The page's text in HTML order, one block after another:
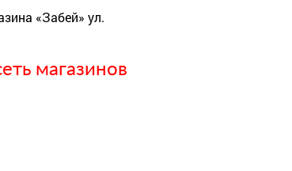
«Забей» ул.
магазинов